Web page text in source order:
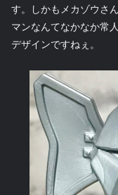
す。しかもメカゾウさ
マンなんてなかなか常
デザインですねぇ。